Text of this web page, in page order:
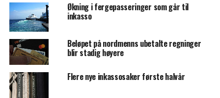
Økning i fergepasseringer som går til
inkasso
Beløpet på nordmenns ubetalte regninger
blir stadig høyere
Flere nye inkassosaker første halvår